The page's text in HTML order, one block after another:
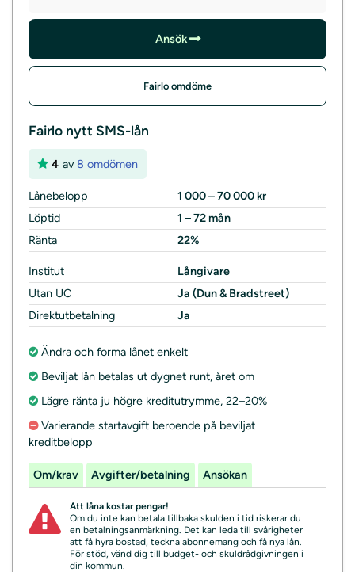
Ansök
Fairlo omdöme
Fairlo nytt SMS-lån
4 av 8 omdömen
Lånebelopp
1 000 – 70 000 kr
Löptid
1 – 72 mån
Ränta
22%
Institut
Långivare
Utan UC
Ja (Dun & Bradstreet)
Direktutbetalning
Ja
Ändra och forma lånet enkelt
Beviljat lån betalas ut dygnet runt, året om
Lägre ränta ju högre kreditutrymme, 22–20%
Varierande startavgift beroende på beviljat
kreditbelopp
Om/krav Avgifter/betalning Ansökan
Att låna kostar pengar!
Om du inte kan betala tillbaka skulden i tid riskerar du
en betalningsanmärkning. Det kan leda till svårigheter
att få hyra bostad, teckna abonnemang och få nya lån.
För stöd, vänd dig till budget- och skuldrådgivningen i
din kommun.